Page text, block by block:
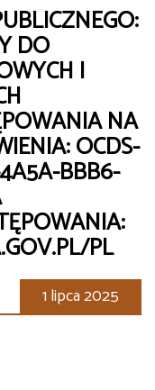
DO
I
NA
OCDS-
BBB6-
PL
1 lipca 2025